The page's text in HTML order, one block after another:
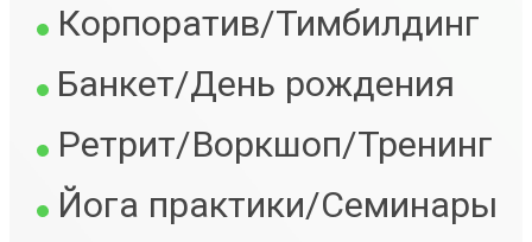
Корпоратив/Тимбилдинг
Банкет/День рождения
Ретрит/Воркшоп/Тренинг
Йога практики/Семинары